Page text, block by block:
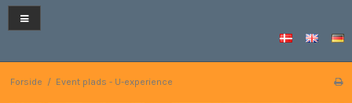
Forside / Event plads - U-experience